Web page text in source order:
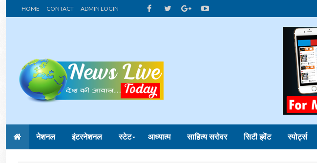
HOME CONTACT ADMIN LOGIN
नेशनल इंटरनेशनल स्टेट आध्यात्म साहित्य सरोवर सिटी इवेंट स्पोर्ट्स